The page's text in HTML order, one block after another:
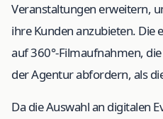
Veranstaltungen erweitern,
ihre Kunden anzubieten. Die
auf 360°-Filmaufnahmen,
der Agentur abfordern, als
Da die Auswahl an digitalen